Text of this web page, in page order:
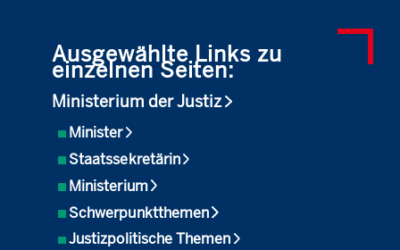
Ausgewählte Links zu
einzelnen Seiten:
Ministerium der Justiz
Minister
Staatssekretärin
Ministerium
Schwerpunktthemen
Justizpolitische Themen